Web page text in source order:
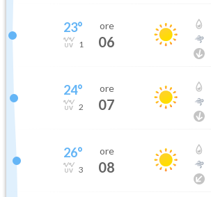
23°
1
ore
06
24°
2
ore
07
26°
3
ore
08